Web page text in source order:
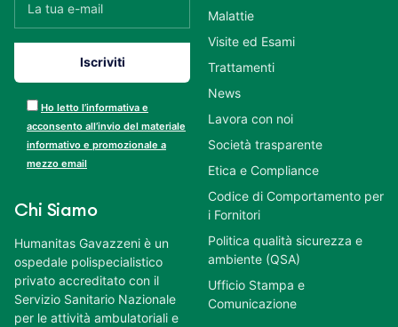
Ho letto l’informativa e
acconsento all’invio del materiale
informativo e promozionale a
mezzo email
Chi Siamo
Humanitas Gavazzeni è un
ospedale polispecialistico
privato accreditato con il
Servizio Sanitario Nazionale
per le attività ambulatoriali e
Malattie
Visite ed Esami
Trattamenti
News
Lavora con noi
Società trasparente
Etica e Compliance
Codice di Comportamento per
i Fornitori
Politica qualità sicurezza e
ambiente (QSA)
Ufficio Stampa e
Comunicazione